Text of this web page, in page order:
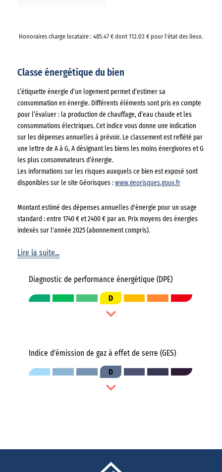
Honoraires charge locataire : 485.47 € dont 112.03 € pour l'état des lieux.
Classe énergétique du bien
L’étiquette énergie d’un logement permet d’estimer sa
consommation en énergie. Différents éléments sont pris en compte
pour l’évaluer : la production de chauffage, d’eau chaude et les
consommations électriques. Cet indice vous donne une indication
sur les dépenses annuelles à prévoir. Le classement est reflété par
une lettre de A à G, A désignant les biens les moins énergivores et G
les plus consommateurs d’énergie.
Les informations sur les risques auxquels ce bien est exposé sont
disponibles sur le site Géorisques : www.georisques.gouv.fr
Montant estimé des dépenses annuelles d'énergie pour un usage
standard : entre 1740 € et 2400 € par an. Prix moyens des énergies
indexés sur l'année 2025 (abonnement compris).
Lire la suite...
Diagnostic de performance énergétique (DPE)
D
Indice d'émission de gaz à effet de serre (GES)
D